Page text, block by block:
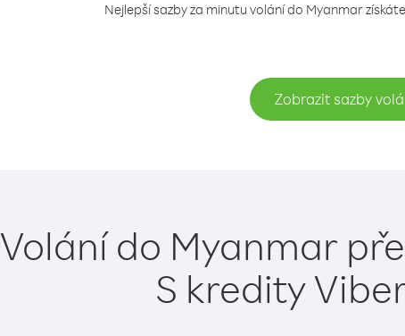
Nejlepší sazby za minutu volání do Myanmar
Zobrazit sazby
Volání do Myanmar
S kredity